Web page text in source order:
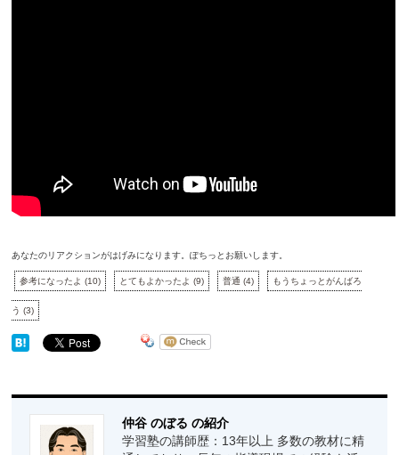
あなたのリアクションがはげみになります。ぽちっとお願いします。
参考になったよ(10) とてもよかったよ(9) 普通(4) もうちょっとがんばろ
う(3)
仲谷 のぼる の紹介
学習塾の講師歴：13年以上 多数の教材に精